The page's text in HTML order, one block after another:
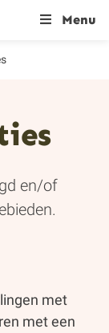
Menu
en/of
met
met een